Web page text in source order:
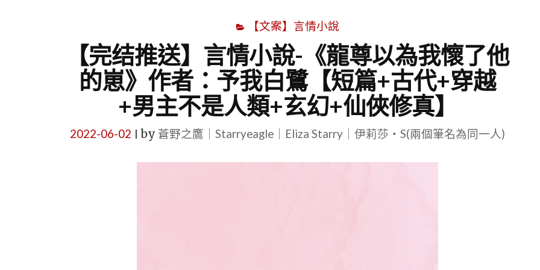
【文案】言情小說
【完结推送】言情小說-《龍尊以為我懷了他
的崽》作者：予我白鷺【短篇+古代+穿越
+男主不是人類+玄幻+仙俠修真】
2022-06-02 by 蒼野之鷹｜Starryeagle｜Eliza Starry｜伊莉莎・S(兩個筆名為同一人)